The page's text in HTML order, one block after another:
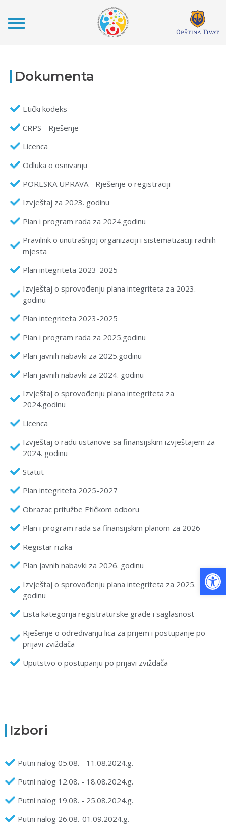
Dokumenta
Etički kodeks
CRPS - Rješenje
Licenca
Odluka o osnivanju
PORESKA UPRAVA - Rješenje o registraciji
Izvještaj za 2023. godinu
Plan i program rada za 2024.godinu
Pravilnik o unutrašnjoj organizaciji i sistematizaciji radnih
mjesta
Plan integriteta 2023-2025
Izvještaj o sprovođenju plana integriteta za 2023.
godinu
Plan integriteta 2023-2025
Plan i program rada za 2025.godinu
Plan javnih nabavki za 2025.godinu
Plan javnih nabavki za 2024. godinu
Izvještaj o sprovođenju plana integriteta za
2024.godinu
Licenca
Izvještaj o radu ustanove sa finansijskim izvještajem za
2024. godinu
Statut
Plan integriteta 2025-2027
Obrazac pritužbe Etičkom odboru
Plan i program rada sa finansijskim planom za 2026
Registar rizika
Plan javnih nabavki za 2026. godinu
Izvještaj o sprovođenju plana integriteta za 2025.
godinu
Lista kategorija registraturske građe i saglasnost
Rješenje o određivanju lica za prijem i postupanje po
prijavi zviždača
Uputstvo o postupanju po prijavi zviždača
Izbori
Putni nalog 05.08. - 11.08.2024.g.
Putni nalog 12.08. - 18.08.2024.g.
Putni nalog 19.08. - 25.08.2024.g.
Putni nalog 26.08.-01.09.2024.g.